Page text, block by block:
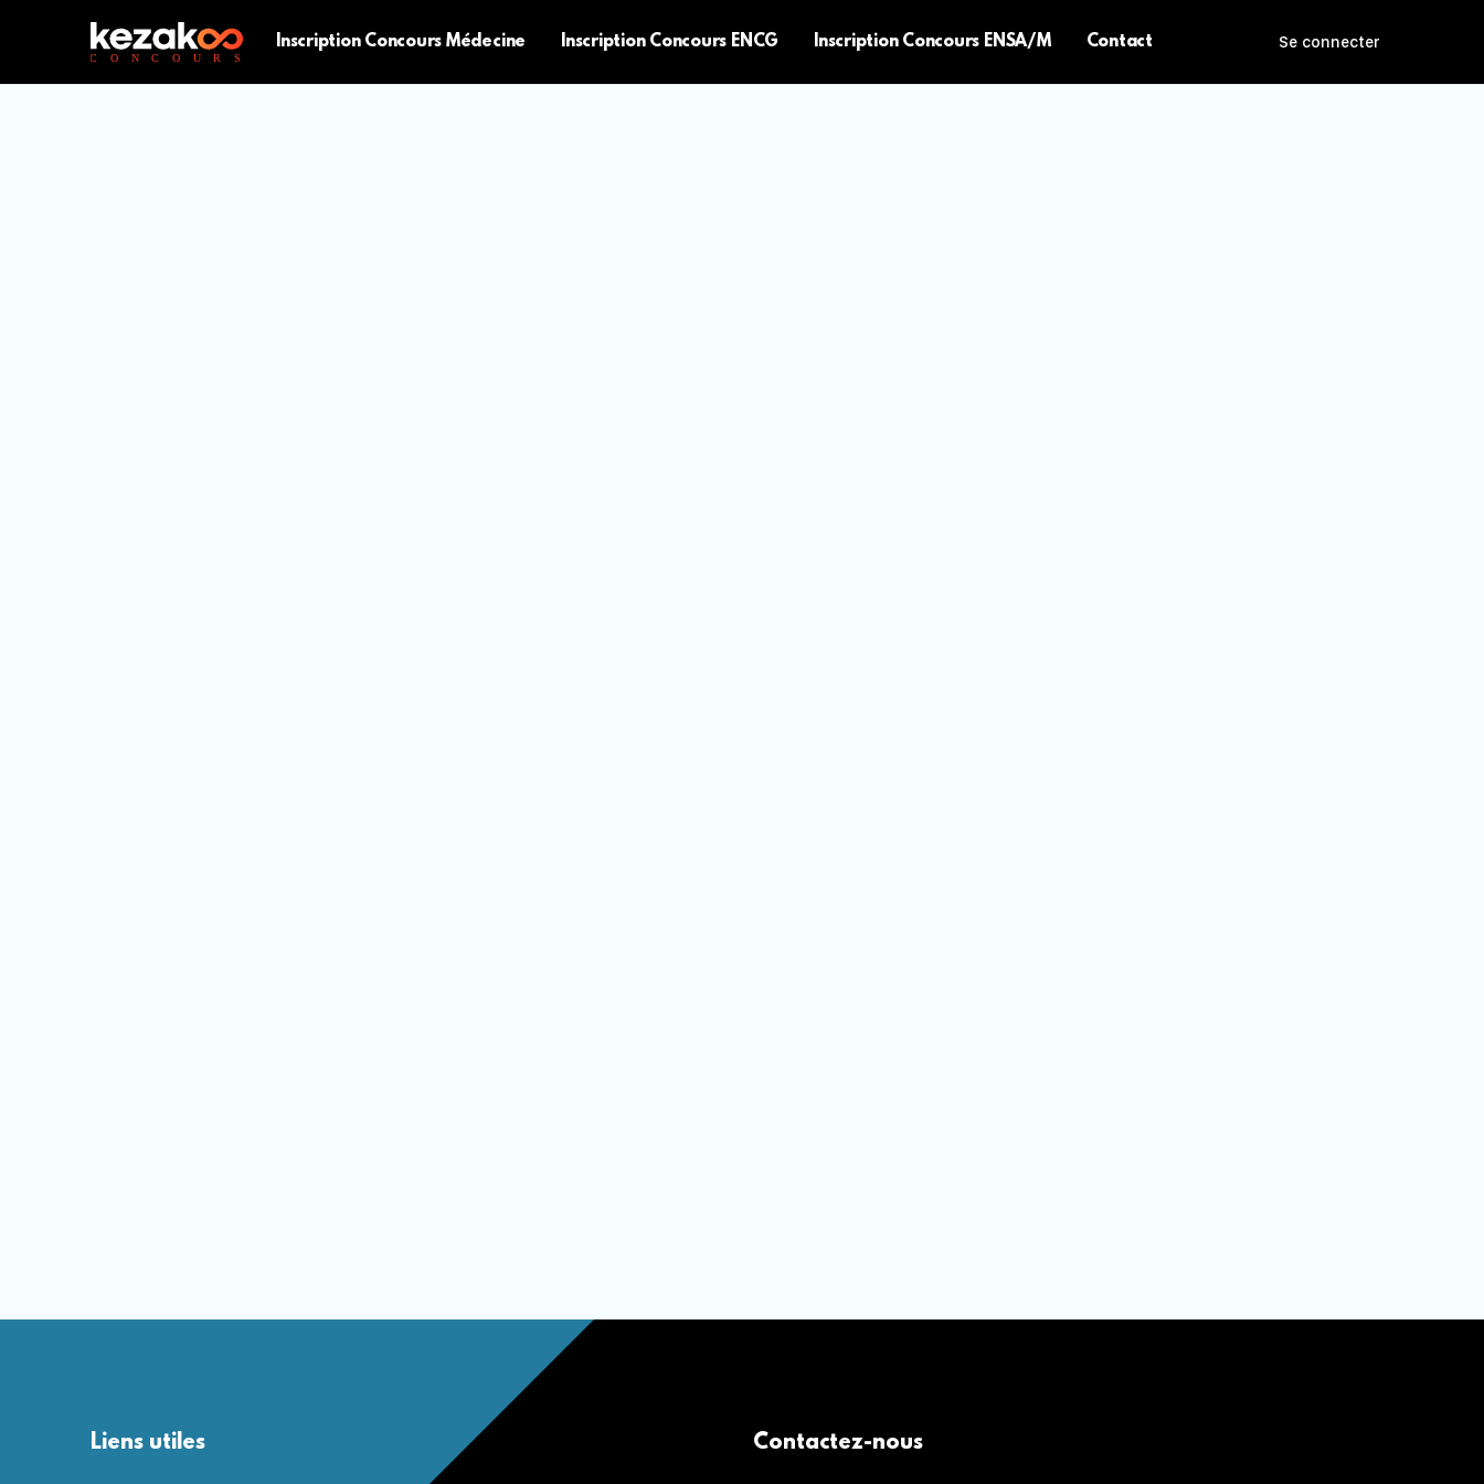
Inscription Concours Médecine Inscription Concours ENCG Inscription Concours ENSA/M Contact Se connecter
Liens utiles Contactez-nous